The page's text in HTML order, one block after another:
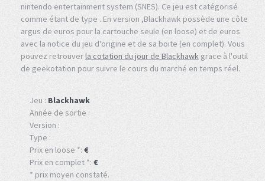
nintendo entertainment system (SNES). Ce jeu est catégorisé
comme étant de type . En version ,Blackhawk possède une côte
argus de euros pour la cartouche seule (en loose) et de euros
avec la notice du jeu d'origine et de sa boite (en complet). Vous
pouvez retrouverla cotation du jour de Blackhawk grace à l'outil
de geekotation pour suivre le cours du marché en temps réel.
Jeu : Blackhawk
Année de sortie :
Version :
Type :
Prix en loose *: €
Prix en complet *: €
* prix moyen constaté.